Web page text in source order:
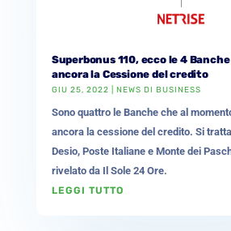
Superbonus 110, ecco le 4
ancora la Cessione del credito
GIU 25, 2022 NEWS DI BUSINESS
Sono quattro le Banche che al
ancora la cessione del credito. Si
Desio, Poste Italiane e Monte dei
rivelato da Il Sole 24 Ore.
LEGGI TUTTO